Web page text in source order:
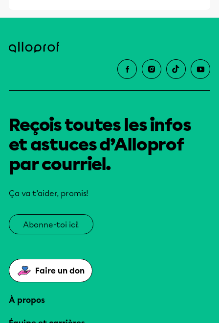
Reçois toutes les infos
et astuces d’Alloprof
par courriel.
Ça va t’aider, promis!
Abonne-toi ici!
Faire un don
À propos